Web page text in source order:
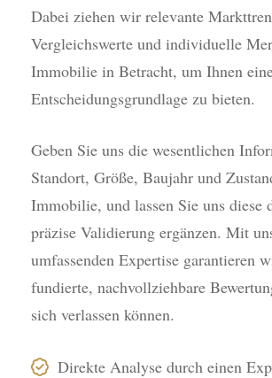
Dabei ziehen wir relevante
Vergleichswerte und individuelle
Immobilie in Betracht, um Ihnen
Entscheidungsgrundlage zu bieten.
Geben Sie uns die wesentlichen
Standort, Größe, Baujahr und
Immobilie, und lassen Sie uns diese
präzise Validierung ergänzen. Mit
umfassenden Expertise garantieren
fundierte, nachvollziehbare
sich verlassen können.
Direkte Analyse durch einen